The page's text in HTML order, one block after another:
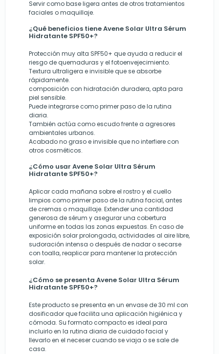
Servir como base ligera antes de otros tratamientos
faciales o maquillaje.
¿Qué beneficios tiene Avene Solar Ultra Sérum
Hidratante SPF50+?
Protección muy alta SPF50+ que ayuda a reducir el
riesgo de quemaduras y el fotoenvejecimiento.
Textura ultraligera e invisible que se absorbe
rápidamente.
composición con hidratación duradera, apta para
piel sensible.
Puede integrarse como primer paso de la rutina
diaria.
También actúa como escudo frente a agresores
ambientales urbanos.
Acabado no graso e invisible que no interfiere con
otros cosméticos.
¿Cómo usar Avene Solar Ultra Sérum
Hidratante SPF50+?
Aplicar cada mañana sobre el rostro y el cuello
limpios como primer paso de la rutina facial, antes
de cremas o maquillaje. Extender una cantidad
generosa de sérum y asegurar una cobertura
uniforme en todas las zonas expuestas. En caso de
exposición solar prolongada, actividades al aire libre,
sudoración intensa o después de nadar o secarse
con toalla, reaplicar para mantener la protección
solar.
¿Cómo se presenta Avene Solar Ultra Sérum
Hidratante SPF50+?
Este producto se presenta en un envase de 30 ml con
dosificador que facilita una aplicación higiénica y
cómoda. Su formato compacto es ideal para
incluirlo en la rutina diaria de cuidado facial y
llevarlo en el neceser cuando se viaja o se sale de
casa.